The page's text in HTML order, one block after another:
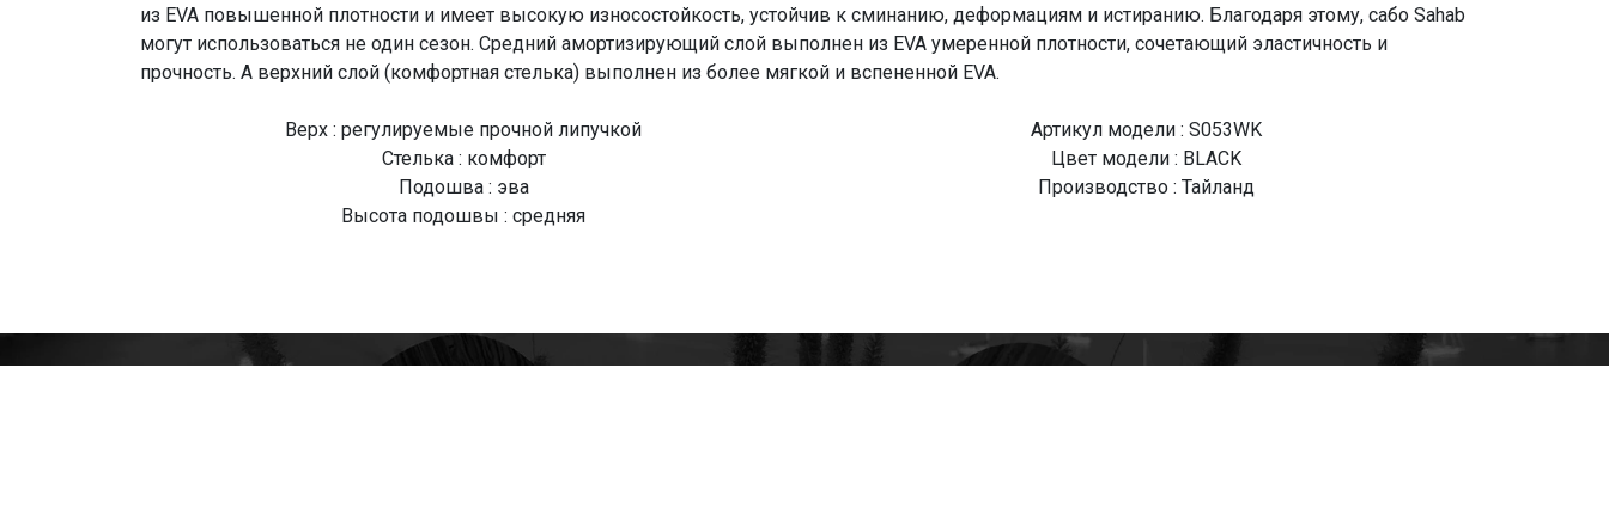
из EVA повышенной плотности и имеет высокую износостойкость, устойчив к сминанию, деформациям и истиранию. Благодаря этому, сабо Sahab
могут использоваться не один сезон. Средний амортизирующий слой выполнен из EVA умеренной плотности, сочетающий эластичность и
прочность. А верхний слой (комфортная стелька) выполнен из более мягкой и вспененной EVA.
Верх : регулируемые прочной липучкой
Стелька : комфорт
Подошва : эва
Высота подошвы : средняя
Артикул модели : S053WK
Цвет модели : BLACK
Производство : Тайланд